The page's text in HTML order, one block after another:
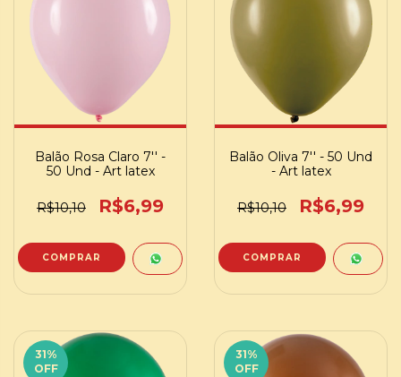
Balão Rosa Claro 7'' -
50 Und - Art latex
R$10,10 R$6,99
Balão Oliva 7'' - 50 Und
- Art latex
R$10,10 R$6,99
31%
OFF
31%
OFF